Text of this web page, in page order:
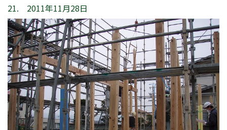
21. 2011年11月28日